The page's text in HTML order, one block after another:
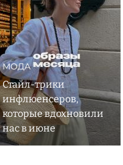
МОДА
Стайл-трики
инфлюенсеров,
которые вдохновили
нас в июне